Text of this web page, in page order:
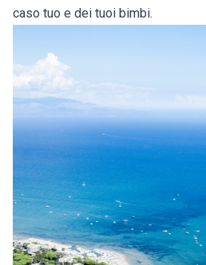
caso tuo e dei tuoi bimbi.